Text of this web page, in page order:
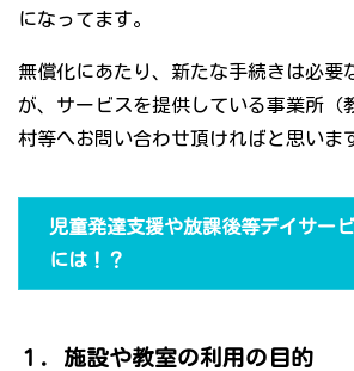
になってます。
無償化にあたり、新たな手続きは必要
が、サービスを提供している事業所（
村等へお問い合わせ頂ければと思いま
児童発達支援や放課後等デイサー
には！？
１．施設や教室の利用の目的